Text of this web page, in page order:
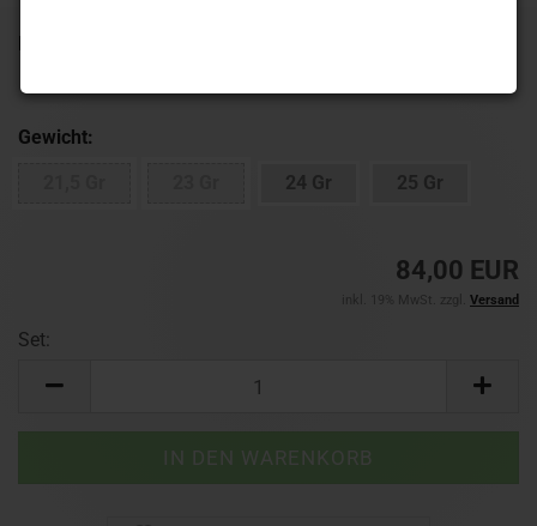
Lieferzeit:
Gewicht:
24 Gr 25 Gr
84,00 EUR
inkl. 19% MwSt. zzgl. Versand
Set: